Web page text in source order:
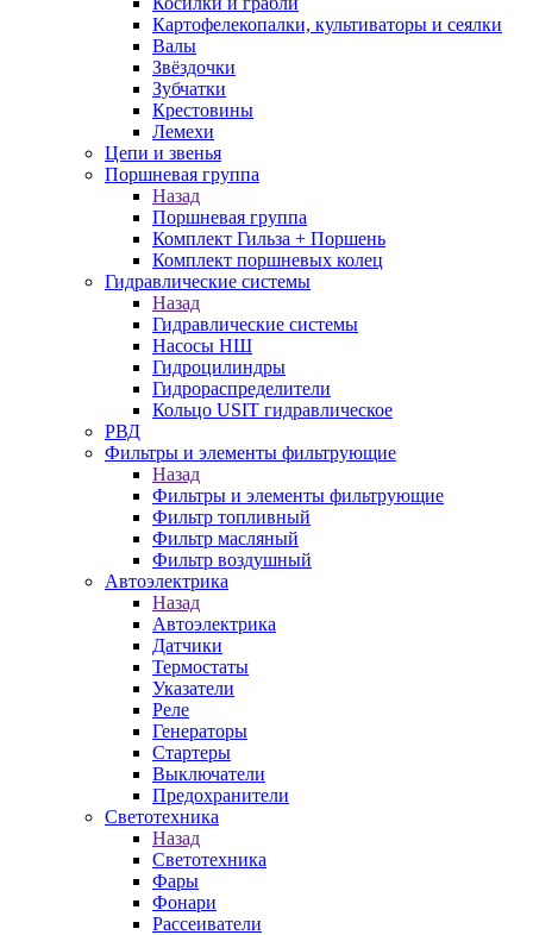
Картофелекопалки, культиваторы и сеялки
Валы
Звёздочки
Зубчатки
Крестовины
Лемехи
Цепи и звенья
Поршневая группа
Назад
Поршневая группа
Комплект Гильза + Поршень
Комплект поршневых колец
Гидравлические системы
Назад
Гидравлические системы
Насосы НШ
Гидроцилиндры
Гидрораспределители
Кольцо USIT гидравлическое
РВД
Фильтры и элементы фильтрующие
Назад
Фильтры и элементы фильтрующие
Фильтр топливный
Фильтр масляный
Фильтр воздушный
Автоэлектрика
Назад
Автоэлектрика
Датчики
Термостаты
Указатели
Реле
Генераторы
Стартеры
Выключатели
Предохранители
Светотехника
Назад
Светотехника
Фары
Фонари
Рассеиватели